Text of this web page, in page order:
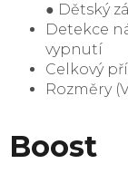
● Dětský
Detekce
vypnutí
Celkový
Rozměry
Boost